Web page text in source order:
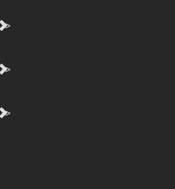
">
">
">